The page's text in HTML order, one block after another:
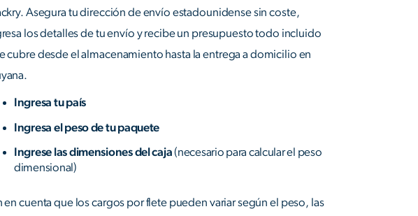
Asegura tu dirección de envío estadounidense sin coste,
los detalles de tu envío y recibe un presupuesto todo incluido
cubre desde el almacenamiento hasta la entrega a domicilio en
Ingresa tu país
Ingresa el peso de tu paquete
Ingrese las dimensiones del caja(necesario para calcular el peso
dimensional)
en cuenta que los cargos por flete pueden variar según el peso, las